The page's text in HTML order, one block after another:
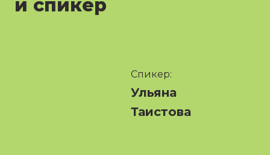
Спикер:
Ульяна
Таистова
и спикер